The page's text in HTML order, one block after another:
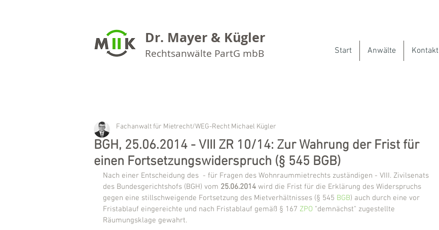
Dr. Mayer & Kügler
Rechtsanwälte PartG mbB Start Anwälte Kontakt
BGH, 25.06.2014 - VIII ZR 10/14: Zur Wahrung der Frist für
einen Fortsetzungswiderspruch (§ 545 BGB)
Fachanwalt für Mietrecht/WEG-Recht Michael Kügler
Nach einer Entscheidung des  - für Fragen des Wohnraummietrechts zuständigen - VIII. Zivilsenats
des Bundesgerichtshofs (BGH) vom 25.06.2014 wird die Frist für die Erklärung des Widerspruchs
gegen eine stillschweigende Fortsetzung des Mietverhältnisses (§ 545 BGB) auch durch eine vor
Fristablauf eingereichte und nach Fristablauf gemäß § 167 ZPO "demnächst" zugestellte
Räumungsklage gewahrt.